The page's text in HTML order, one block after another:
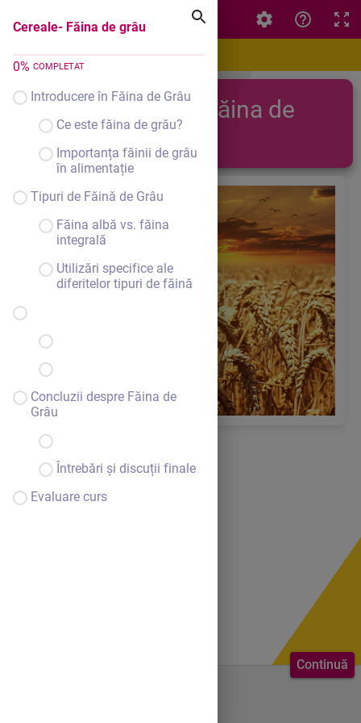
Cereale- Făina de grâu
0% COMPLETAT
Introducere în Făina de Grâu
Ce este făina de grău?
Importanța făinii de grâu
în alimentație
Tipuri de Făină de Grâu
Făina albă vs. făina
integrală
Utilizări specifice ale
diferitelor tipuri de făină
Concluzii despre Făina de
Grâu
Întrebări și discuții finale
Evaluare curs
Continuă
Cereale- Făina de grâu
Cereale - Făina de
grâu